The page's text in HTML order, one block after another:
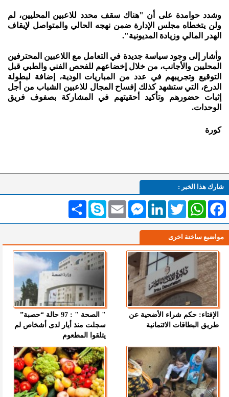
وشدد حوامدة على أن "هناك سقف محدد للاعبين المحليين، لم
ولن يتخطاه مجلس الإدارة ضمن نهجه الحالي والمتواصل لإيقاف
الهدر المالي وزيادة المديونية".
وأشار إلى وجود سياسة جديدة في التعامل مع اللاعبين المحترفين
المحليين والأجانب، من خلال إخضاعهم للفحص الفني والطبي قبل
التوقيع وتجريبهم في عدد من المباريات الودية، إضافة لبطولة
الدرع، التي ستشهد كذلك إفساح المجال للاعبين الشباب من أجل
إثبات حضورهم وتأكيد أحقيتهم في المشاركة بصفوف فريق
الوحدات.
كورة
شارك هذا الخبر :
انشر Skype Email
MessengerLinkedInTwitterWhatsAppFacebook
مواضيع ساخنة اخرى
الإفتاء: حكم شراء الأضحية عن
طريق البطاقات الائتمانية
" الصحة " : 97 حالة “حصبة”
سجلت منذ أيار لدى أشخاص لم
يتلقوا المطعوم